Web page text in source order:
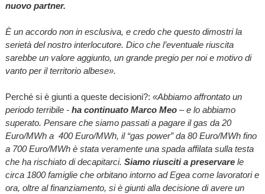
nuovo partner.
È un accordo non in esclusiva, e credo che questo dimostri la
serietà del nostro interlocutore. Dico che l’eventuale riuscita
sarebbe un valore aggiunto, un grande pregio per noi e motivo di
vanto per il territorio albese».
Perché si è giunti a queste decisioni?: «Abbiamo affrontato un
periodo terribile - ha continuato Marco Meo– e lo abbiamo
superato. Pensare che siamo passati a pagare il gas da 20
Euro/MWh a 400 Euro/MWh, il “gas power” da 80 Euro/MWh fino
a 700 Euro/MWh è stata veramente una spada affilata sulla testa
che ha rischiato di decapitarci. Siamo riusciti a preservarele
circa 1800 famiglie che orbitano intorno ad Egea come lavoratori e
ora, oltre al finanziamento, si è giunti alla decisione di avere un